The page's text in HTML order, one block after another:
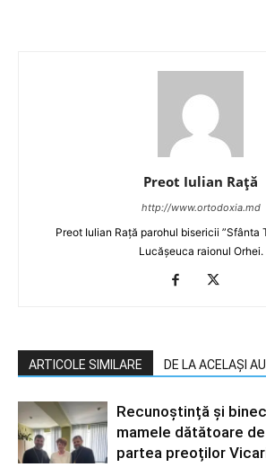
Preot Iulian Raţă
http://www.ortodoxia.md
Preot Iulian Rață parohul bisericii ”Sfânta
Lucășeuca raionul Orhei.
ARTICOLE SIMILARE DE LA ACELAȘI
Recunoștință și
mamele dătătoare
partea preoților